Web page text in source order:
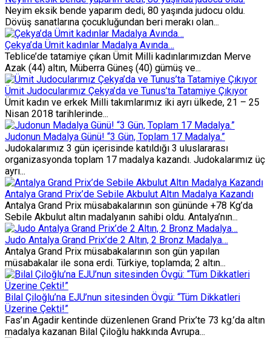
Neyim eksik bende yaparım dedi, 80 yaşında judocu oldu.
Dövüş sanatlarına çocukluğundan beri merakı olan...
Çekya’da Ümit kadınlar Madalya Avında…
Teblice’de tatamiye çıkan Ümit Milli kadınlarımızdan Merve
Azak (44) altın, Müberra Güneş (40) gümüş ve...
Ümit Judocularımız Çekya’da ve Tunus’ta Tatamiye Çıkıyor
Ümit kadın ve erkek Milli takımlarımız iki ayrı ülkede, 21 – 25
Nisan 2018 tarihlerinde...
Judonun Madalya Günü! “3 Gün, Toplam 17 Madalya.”
Judokalarımız 3 gün içerisinde katıldığı 3 uluslararası
organizasyonda toplam 17 madalya kazandı. Judokalarımız üç
ayrı...
Antalya Grand Prix’de Sebile Akbulut Altın Madalya Kazandı
Antalya Grand Prix müsabakalarının son gününde +78 Kg’da
Sebile Akbulut altın madalyanın sahibi oldu. Antalya’nın...
Judo Antalya Grand Prix’de 2 Altın, 2 Bronz Madalya…
Antalya Grand Prix müsabakalarının son gün yapılan
müsabakalar ile sona erdi. Türkiye, toplamda; 2 altın...
Bilal Çiloğlu’na EJU’nun sitesinden Övgü: “Tüm Dikkatleri
Üzerine Çekti!”
Fas’ın Agadir kentinde düzenlenen Grand Prix’te 73 kg.’da altın
madalya kazanan Bilal Çiloğlu hakkında Avrupa...